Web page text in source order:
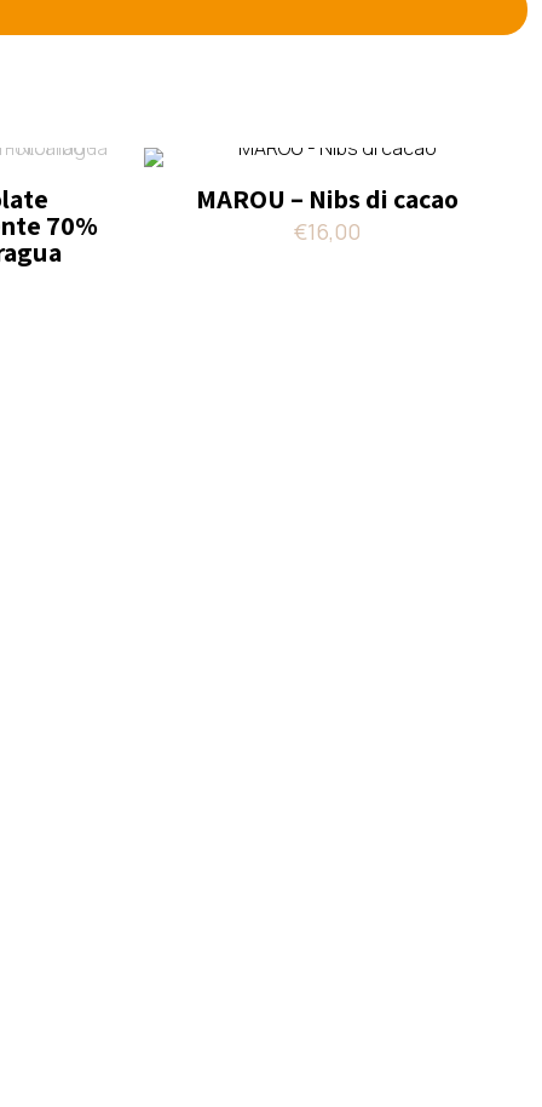
70%
MAROU – Nibs di cacao
€16,00